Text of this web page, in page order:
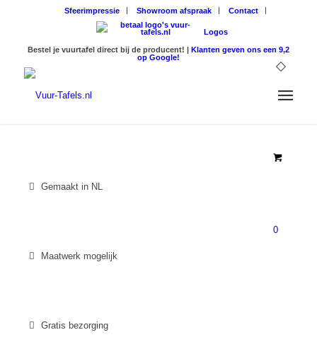
Sfeerimpressie Showroom afspraak Contact
Logos
Bestel je vuurtafel direct bij de producent! | Klanten geven ons een 9,2
op Google!
0
Gemaakt in NL
Maatwerk mogelijk
Gratis bezorging